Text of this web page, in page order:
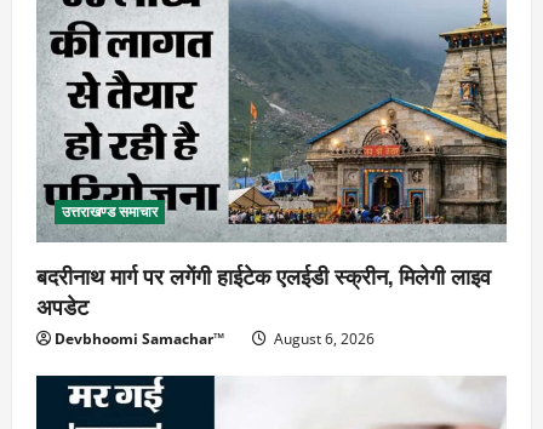
उत्तराखण्ड समाचार
बदरीनाथ मार्ग पर लगेंगी हाईटेक एलईडी स्क्रीन, मिलेगी लाइव
अपडेट
Devbhoomi Samachar™ August 6, 2026